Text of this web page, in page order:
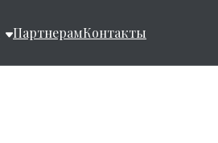
ПартнерамКонтакты